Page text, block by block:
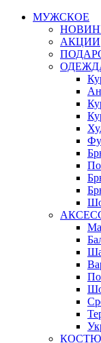
МУЖСКОЕ
АКЦИИ